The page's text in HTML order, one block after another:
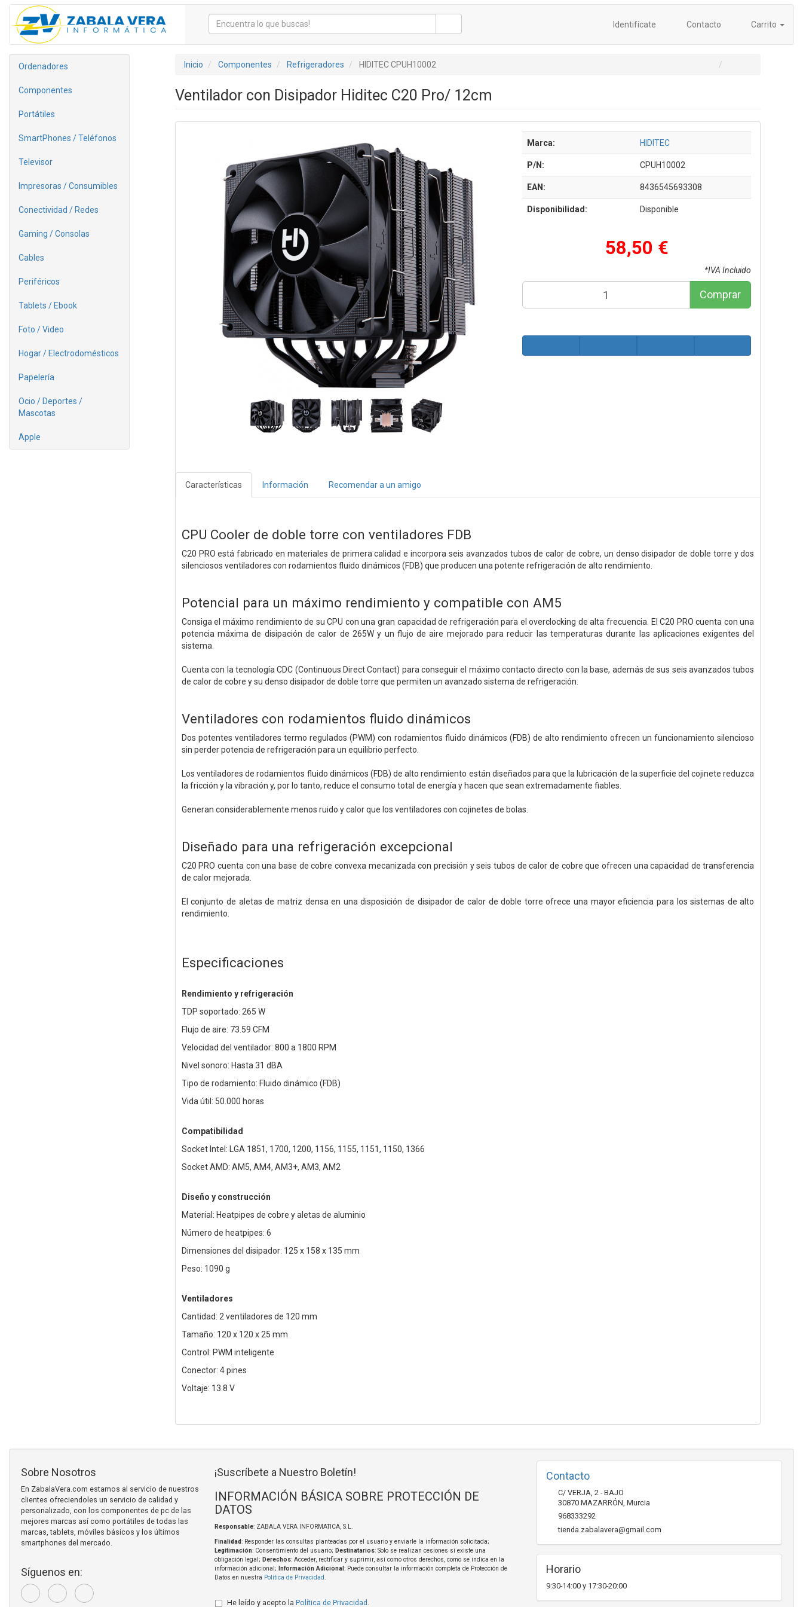
Identifícate Contacto Carrito
Ordenadores
Componentes
Portátiles
SmartPhones / Teléfonos
Televisor
Impresoras / Consumibles
Conectividad / Redes
Gaming / Consolas
Cables
Periféricos
Tablets / Ebook
Foto / Video
Hogar / Electrodomésticos
Papelería
Ocio / Deportes /
Mascotas
Apple
Inicio Componentes Refrigeradores HIDITEC CPUH10002
Ventilador con Disipador Hiditec C20 Pro/ 12cm
Marca: HIDITEC
P/N: CPUH10002
EAN: 8436545693308
Disponibilidad: Disponible
58,50 €
*IVA Incluido
Comprar
Características Información Recomendar a un amigo
CPU Cooler de doble torre con ventiladores FDB
C20 PRO está fabricado en materiales de primera calidad e incorpora seis avanzados tubos de calor de cobre, un denso disipador de doble torre y dos
silenciosos ventiladores con rodamientos fluido dinámicos (FDB) que producen una potente refrigeración de alto rendimiento.
Potencial para un máximo rendimiento y compatible con AM5
Consiga el máximo rendimiento de su CPU con una gran capacidad de refrigeración para el overclocking de alta frecuencia. El C20 PRO cuenta con una
potencia máxima de disipación de calor de 265W y un flujo de aire mejorado para reducir las temperaturas durante las aplicaciones exigentes del
sistema.
Cuenta con la tecnología CDC (Continuous Direct Contact) para conseguir el máximo contacto directo con la base, además de sus seis avanzados tubos
de calor de cobre y su denso disipador de doble torre que permiten un avanzado sistema de refrigeración.
Ventiladores con rodamientos fluido dinámicos
Dos potentes ventiladores termo regulados (PWM) con rodamientos fluido dinámicos (FDB) de alto rendimiento ofrecen un funcionamiento silencioso
sin perder potencia de refrigeración para un equilibrio perfecto.
Los ventiladores de rodamientos fluido dinámicos (FDB) de alto rendimiento están diseñados para que la lubricación de la superficie del cojinete reduzca
la fricción y la vibración y, por lo tanto, reduce el consumo total de energía y hacen que sean extremadamente fiables.
Generan considerablemente menos ruido y calor que los ventiladores con cojinetes de bolas.
Diseñado para una refrigeración excepcional
C20 PRO cuenta con una base de cobre convexa mecanizada con precisión y seis tubos de calor de cobre que ofrecen una capacidad de transferencia
de calor mejorada.
El conjunto de aletas de matriz densa en una disposición de disipador de calor de doble torre ofrece una mayor eficiencia para los sistemas de alto
rendimiento.
Especificaciones
Rendimiento y refrigeración
TDP soportado: 265 W
Flujo de aire: 73.59 CFM
Velocidad del ventilador: 800 a 1800 RPM
Nivel sonoro: Hasta 31 dBA
Tipo de rodamiento: Fluido dinámico (FDB)
Vida útil: 50.000 horas
Compatibilidad
Socket Intel: LGA 1851, 1700, 1200, 1156, 1155, 1151, 1150, 1366
Socket AMD: AM5, AM4, AM3+, AM3, AM2
Diseño y construcción
Material: Heatpipes de cobre y aletas de aluminio
Número de heatpipes: 6
Dimensiones del disipador: 125 x 158 x 135 mm
Peso: 1090 g
Ventiladores
Cantidad: 2 ventiladores de 120 mm
Tamaño: 120 x 120 x 25 mm
Control: PWM inteligente
Conector: 4 pines
Voltaje: 13.8 V
Sobre Nosotros
En ZabalaVera.com estamos al servicio de nuestros
clientes ofreciendoles un servicio de calidad y
personalizado, con los componentes de pc de las
mejores marcas así como portátiles de todas las
marcas, tablets, móviles básicos y los últimos
smartphones del mercado.
Síguenos en:
¡Suscríbete a Nuestro Boletín!
INFORMACIÓN BÁSICA SOBRE PROTECCIÓN DE
DATOS
Responsable: ZABALA VERA INFORMATICA, S.L.
Finalidad: Responder las consultas planteadas por el usuario y enviarle la información solicitada;
Legitimación: Consentimiento del usuario; Destinatarios: Solo se realizan cesiones si existe una
obligación legal; Derechos: Acceder, rectificar y suprimir, así como otros derechos, como se indica en la
información adicional;
Información Adicional : Puede consultar la información completa de Protección de
Datos en nuestra Política de Privacidad.
He leído y acepto la Política de Privacidad .
Contacto
C/ VERJA, 2 - BAJO
30870 MAZARRÓN, Murcia
968333292
tienda.zabalavera@gmail.com
Horario
9:30-14:00 y 17:30-20:00